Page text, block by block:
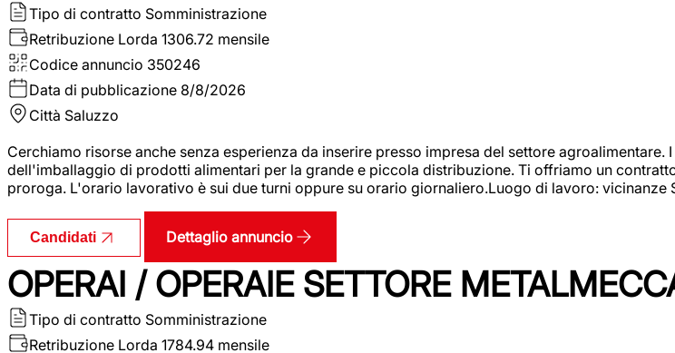
Tipo di contratto Somministrazione
Retribuzione Lorda 1306.72 mensile
Codice annuncio 350246
Data di pubblicazione 8/8/2026
Città Saluzzo
Cerchiamo risorse anche senza esperienza da inserire presso impresa del settore
dell'imballaggio di prodotti alimentari per la grande e piccola distribuzione. Ti offriamo un
proroga. L'orario lavorativo è sui due turni oppure su orario giornaliero.Luogo di lavoro: vicinanze
Candidati Dettaglio annuncio
OPERAI / OPERAIE SETTORE
Tipo di contratto Somministrazione
Retribuzione Lorda 1784.94 mensile